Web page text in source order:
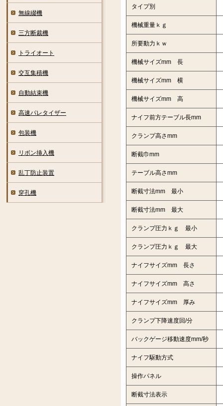
タイプ別
機械重量ｋｇ
所要動力ｋｗ
機械サイズmm 長
機械サイズmm 横
機械サイズmm 高
ナイフ前方テーブル長mm
クランプ高さmm
断截巾mm
テーブル高さmm
断截寸法mm 最小
断截寸法mm 最大
クランプ圧力ｋｇ 最小
クランプ圧力ｋｇ 最大
ナイフサイズmm 長さ
ナイフサイズmm 高さ
ナイフサイズmm 厚み
クランプ下降速度回/分
バックゲージ移動速度mm/秒
ナイフ駆動方式
操作パネル
断截寸法表示
無線綴機
三方断裁機
トライオート
交互集積機
自動結束機
高速パレタイザー
包装機
リボン挿入機
乱丁防止装置
穿孔機